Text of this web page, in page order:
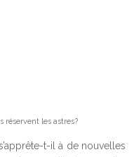
réservent les astres?
t-il à de nouvelles